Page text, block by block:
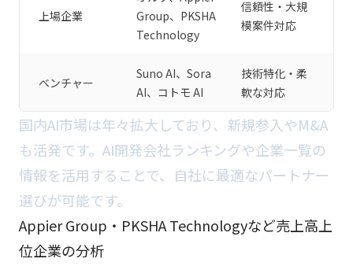
上場企業
Group、PKSHA
Technology
信頼性・大規
模案件対応
ベンチャー
Suno AI、Sora
AI、コトモ AI
技術特化・柔
軟な対応
国内AI市場は年々拡大しており、新規参入やM&A
も活発です。AI開発会社ランキングや企業一覧の
情報を活用することで、自社に最適なパートナー
選びが可能です。
Appier Group・PKSHA Technologyなど売上高上
位企業の分析